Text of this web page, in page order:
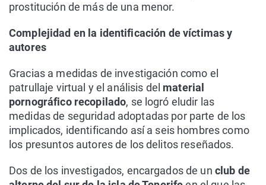
prostitución de más de una menor.
Complejidad en la identificación de víctimas y
autores
Gracias a medidas de investigación como el
patrullaje virtual y el análisis del material
pornográfico recopilado, se logró eludir las
medidas de seguridad adoptadas por parte de los
implicados, identificando así a seis hombres como
los presuntos autores de los delitos reseñados.
Dos de los investigados, encargados de un club de